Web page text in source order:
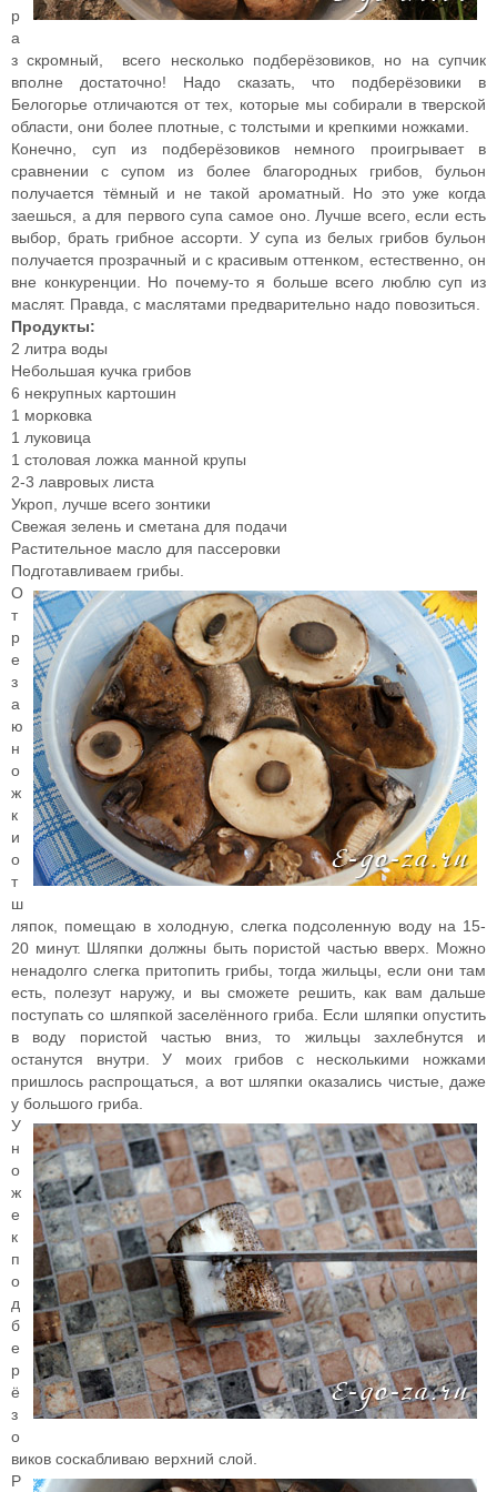
р
а
з скромный, всего несколько подберёзовиков, но на супчик
вполне достаточно! Надо сказать, что подберёзовики в
Белогорье отличаются от тех, которые мы собирали в тверской
области, они более плотные, с толстыми и крепкими ножками.
Конечно, суп из подберёзовиков немного проигрывает в
сравнении с супом из более благородных грибов, бульон
получается тёмный и не такой ароматный. Но это уже когда
заешься, а для первого супа самое оно. Лучше всего, если есть
выбор, брать грибное ассорти. У супа из белых грибов бульон
получается прозрачный и с красивым оттенком, естественно, он
вне конкуренции. Но почему-то я больше всего люблю суп из
маслят. Правда, с маслятами предварительно надо повозиться.
Продукты:
2 литра воды
Небольшая кучка грибов
6 некрупных картошин
1 морковка
1 луковица
1 столовая ложка манной крупы
2-3 лавровых листа
Укроп, лучше всего зонтики
Свежая зелень и сметана для подачи
Растительное масло для пассеровки
Подготавливаем грибы.
О
т
р
е
з
а
ю
н
о
ж
к
и
о
т
ш
ляпок, помещаю в холодную, слегка подсоленную воду на 15-
20 минут. Шляпки должны быть пористой частью вверх. Можно
ненадолго слегка притопить грибы, тогда жильцы, если они там
есть, полезут наружу, и вы сможете решить, как вам дальше
поступать со шляпкой заселённого гриба. Если шляпки опустить
в воду пористой частью вниз, то жильцы захлебнутся и
останутся внутри. У моих грибов с несколькими ножками
пришлось распрощаться, а вот шляпки оказались чистые, даже
у большого гриба.
У
н
о
ж
е
к
п
о
д
б
е
р
ё
з
о
виков соскабливаю верхний слой.
Р